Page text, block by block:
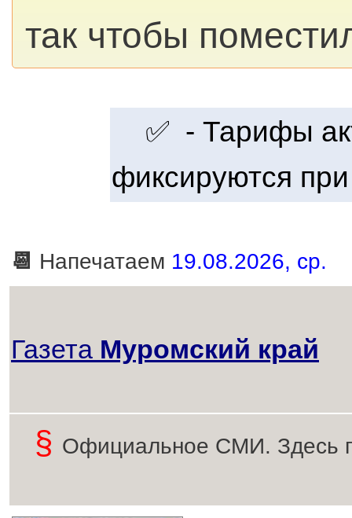
так чтобы
✅ - Тарифы
фиксируются
📆 Напечатаем 19.08.2026, ср.
Газета Муромский край
§ Официальное СМИ. Здесь